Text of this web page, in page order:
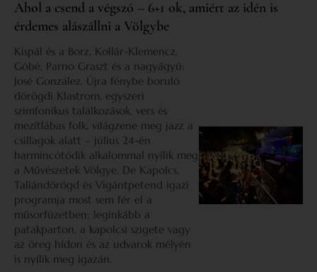
Ahol a csend a végszó – 6+1 ok, amiért az idén is
érdemes alászállni a Völgybe
Kispál és a Borz, Kollár-Klemencz,
Góbé, Parno Graszt és a nagyágyú:
José González. Újra fénybe boruló
dörögdi Klastrom, egyszeri
szimfonikus találkozások, vers és
mezítlábas folk, világzene meg jazz a
csillagok alatt – július 24-én
harmincötödik alkalommal nyílik meg
a Művészetek Völgye. De Kapolcs,
Taliándörögd és Vigántpetend igazi
programja most sem fér el a
műsorfüzetben: leginkább a
patakparton, a kapolcsi szigete vagy
az öreg hídon és az udvarok mélyén
is nyílik meg igazán.